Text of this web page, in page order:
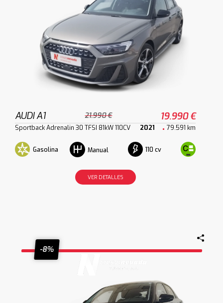
AUDI A1 21.990 € 19.990 €
Sportback Adrenalin 30 TFSI 81kW 110CV 2021 79.591 km
Gasolina Manual 110 cv
VER DETALLES
-8%